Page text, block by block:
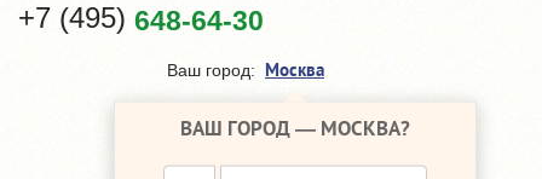
+7 (495) 648-64-30
Ваш город: Москва
ВАШ ГОРОД — МОСКВА?